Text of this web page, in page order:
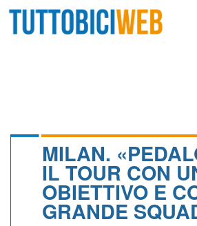
CALENDARIO
MILAN.
IL TOUR CON
OBIETTIVO E
GRANDE